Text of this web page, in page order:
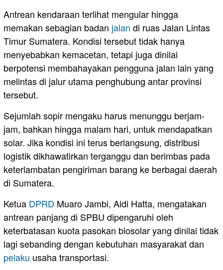
Antrean kendaraan terlihat mengular hingga
memakan sebagian badan jalan di ruas Jalan Lintas
Timur Sumatera. Kondisi tersebut tidak hanya
menyebabkan kemacetan, tetapi juga dinilai
berpotensi membahayakan pengguna jalan lain yang
melintas di jalur utama penghubung antar provinsi
tersebut.
Sejumlah sopir mengaku harus menunggu berjam-
jam, bahkan hingga malam hari, untuk mendapatkan
solar. Jika kondisi ini terus berlangsung, distribusi
logistik dikhawatirkan terganggu dan berimbas pada
keterlambatan pengiriman barang ke berbagai daerah
di Sumatera.
Ketua DPRD Muaro Jambi, Aidi Hatta, mengatakan
antrean panjang di SPBU dipengaruhi oleh
keterbatasan kuota pasokan biosolar yang dinilai tidak
lagi sebanding dengan kebutuhan masyarakat dan
pelaku usaha transportasi.